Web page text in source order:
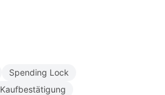
Spending Lock
Kaufbestätigung